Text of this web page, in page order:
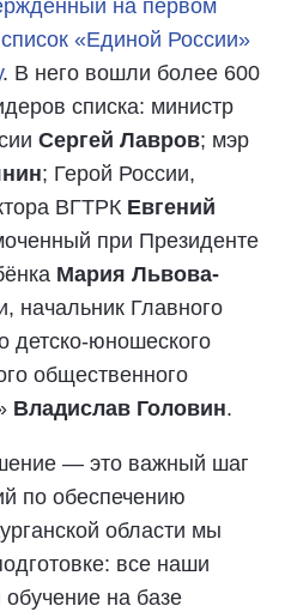
на первом
«Единой России»
. В него вошли более 600
списка: министр
Сергей Лавров; мэр
; Герой России,
ВГТРК Евгений
при Президенте
Мария Львова-
начальник Главного
детско-юношеского
общественного
Владислав Головин.
— это важный шаг
по обеспечению
области мы
все наши
на базе